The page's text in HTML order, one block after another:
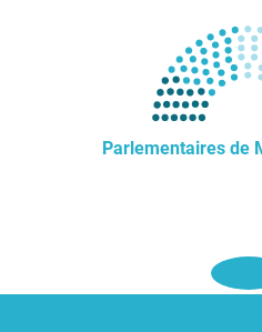
Parlementaires de